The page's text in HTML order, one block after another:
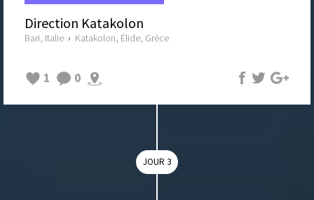
Direction Katakolon
Bari, Italie › Katakolon, Élide, Grèce
1 0
JOUR 3